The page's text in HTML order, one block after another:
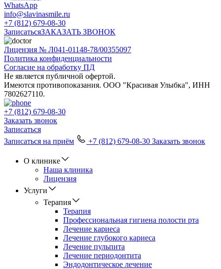
WhatsApp
info@slavinasmile.ru
+7 (812) 679-08-30
ЗаписатьсяЗАКАЗАТЬ ЗВОНОК
Лицензия № Л041-01148-78/00355097
Политика конфиденциальности
Согласие на обработку ПД
Не является публичной офертой.
Имеются противопоказания. ООО "Красивая Улыбка", ИНН
7802627110.
+7 (812) 679-08-30
Заказать звонок
Записаться
Записаться на приём
+7 (812) 679-08-30 Заказать звонок
О клинике
Наша клиника
Лицензия
Услуги
Терапия
Терапия
Профессиональная гигиена полости рта
Лечение кариеса
Лечение глубокого кариеса
Лечение пульпита
Лечение периодонтита
Эндодонтическое лечение